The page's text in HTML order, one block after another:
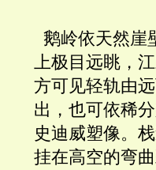
鹅岭依天然崖
上极目远眺，
方可见轻轨由
出，也可依稀
史迪威塑像。
挂在高空的弯